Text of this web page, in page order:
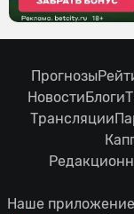
Прогнозы
Новости Блоги
Трансляции
Наше